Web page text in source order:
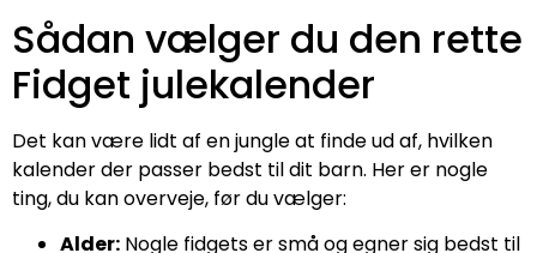
Sådan vælger du den rette
Fidget julekalender
Det kan være lidt af en jungle at finde ud af, hvilken
kalender der passer bedst til dit barn. Her er nogle
ting, du kan overveje, før du vælger:
Alder: Nogle fidgets er små og egner sig bedst til